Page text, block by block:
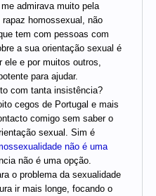
admirava muito pela
homossexual, não
tem com pessoas com
a sua orientação sexual é
e por muitos outros,
para ajudar.
com tanta insistência?
cegos de Portugal e mais
comigo sem saber o
sexual. Sim é
não é uma
não é uma opção.
o problema da sexualidade
ir mais longe, focando o